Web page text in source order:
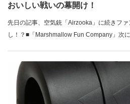
おいしい戦いの幕開け！
先日の記事、空気銃「Airzooka」に続きフ
し！？■「Marshmallow Fun Company」次